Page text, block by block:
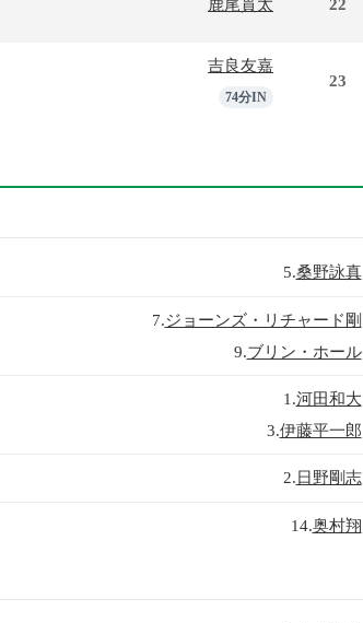
吉良友嘉
74分IN
23
5.桑野詠真
7.ジョーンズ・リチャード剛
9.ブリン・ホール
1.河田和大
3.伊藤平一郎
2.日野剛志
14.奥村翔